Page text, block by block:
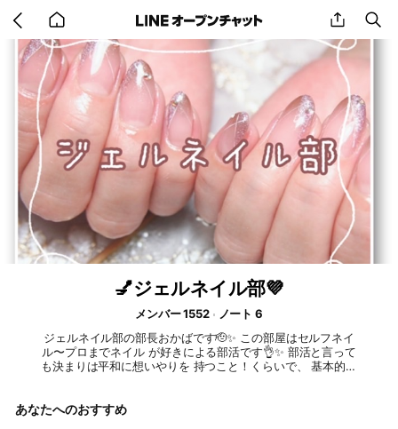
back
to
home
share
💅ジェルネイル部💜
メンバー 1552
ノート 6
ジェルネイル部の部長おかばです🫡✨ この部屋はセルフネイ
ル〜プロまでネイル が好きによる部活です👌✨ 部活と言って
も決まりは平和に想いやりを 持つこと！くらいで、 基本的に
喜ぶ！） 💜自分のお店や、ネットショップをどんどん宣伝し
あなたへのおすすめ